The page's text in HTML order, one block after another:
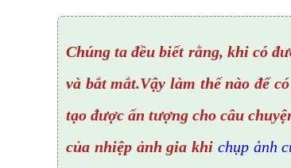
Chúng ta đều biết rằng, khi có
và bắt mắt.Vậy làm thế nào để
tạo được ấn tượng cho câu
của nhiệp ảnh gia khi chụp ảnh